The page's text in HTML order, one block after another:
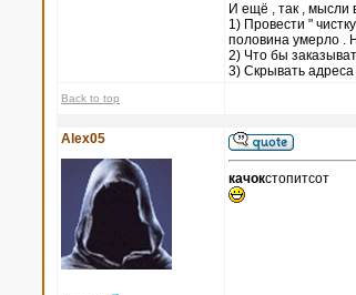
И ещё , так , мысли
1) Провести "
половина умерло .
2) Что бы
3) Скрывать адреса
Back to top
Alex05
качокстопитсот